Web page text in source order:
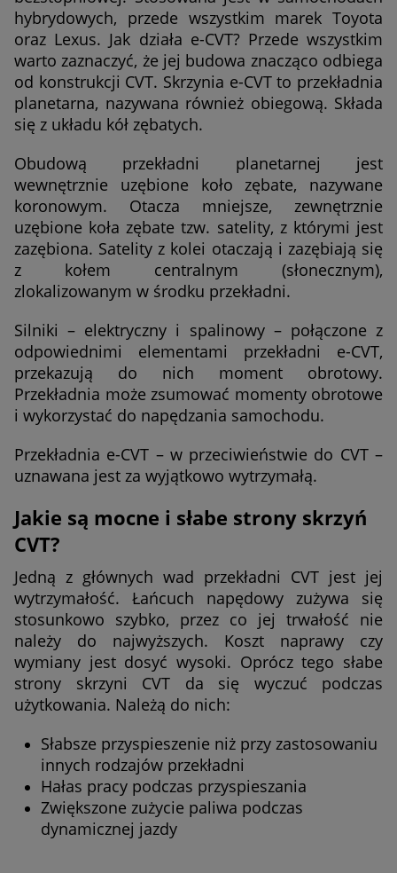
hybrydowych, przede wszystkim marek Toyota
oraz Lexus. Jak działa e-CVT? Przede wszystkim
warto zaznaczyć, że jej budowa znacząco odbiega
od konstrukcji CVT. Skrzynia e-CVT to przekładnia
planetarna, nazywana również obiegową. Składa
się z układu kół zębatych.
Obudową przekładni planetarnej jest
wewnętrznie uzębione koło zębate, nazywane
koronowym. Otacza mniejsze, zewnętrznie
uzębione koła zębate tzw. satelity, z którymi jest
zazębiona. Satelity z kolei otaczają i zazębiają się
z kołem centralnym (słonecznym),
zlokalizowanym w środku przekładni.
Silniki – elektryczny i spalinowy – połączone z
odpowiednimi elementami przekładni e-CVT,
przekazują do nich moment obrotowy.
Przekładnia może zsumować momenty obrotowe
i wykorzystać do napędzania samochodu.
Przekładnia e-CVT – w przeciwieństwie do CVT –
uznawana jest za wyjątkowo wytrzymałą.
Jakie są mocne i słabe strony skrzyń
CVT?
Jedną z głównych wad przekładni CVT jest jej
wytrzymałość. Łańcuch napędowy zużywa się
stosunkowo szybko, przez co jej trwałość nie
należy do najwyższych. Koszt naprawy czy
wymiany jest dosyć wysoki. Oprócz tego słabe
strony skrzyni CVT da się wyczuć podczas
użytkowania. Należą do nich:
Słabsze przyspieszenie niż przy zastosowaniu
innych rodzajów przekładni
Hałas pracy podczas przyspieszania
Zwiększone zużycie paliwa podczas
dynamicznej jazdy